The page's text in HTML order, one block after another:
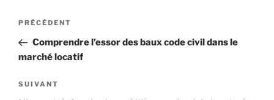
Navigation
l’article
Article
précédent
PRÉCÉDENT
Comprendre l’essor des baux code civil dans le
marché locatif
Article
SUIVANT